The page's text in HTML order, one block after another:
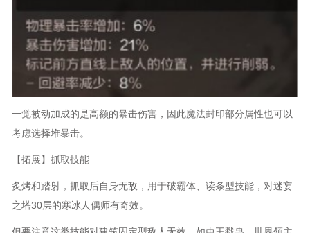
一觉被动加成的是高额的暴击伤害，因此魔法封印部分属性也可以
考虑选择堆暴击。
【拓展】抓取技能
炙烤和踏射，抓取后自身无敌，用于破霸体、读条型技能，对迷妄
之塔30层的寒冰人偶师有奇效。